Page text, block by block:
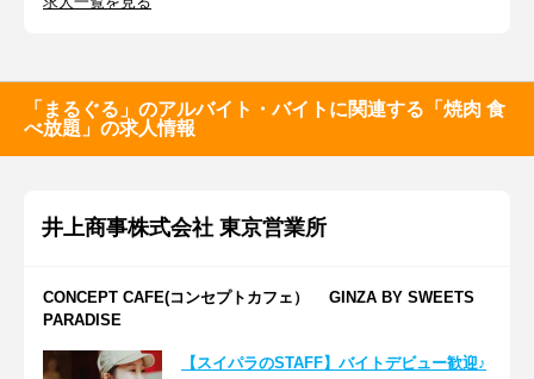
「まるぐる」のアルバイト・バイトに関連する「焼肉 食
べ放題」の求人情報
井上商事株式会社 東京営業所
CONCEPT CAFE(コンセプトカフェ） GINZA BY SWEETS
PARADISE
【スイパラのSTAFF】バイトデビュー歓迎♪